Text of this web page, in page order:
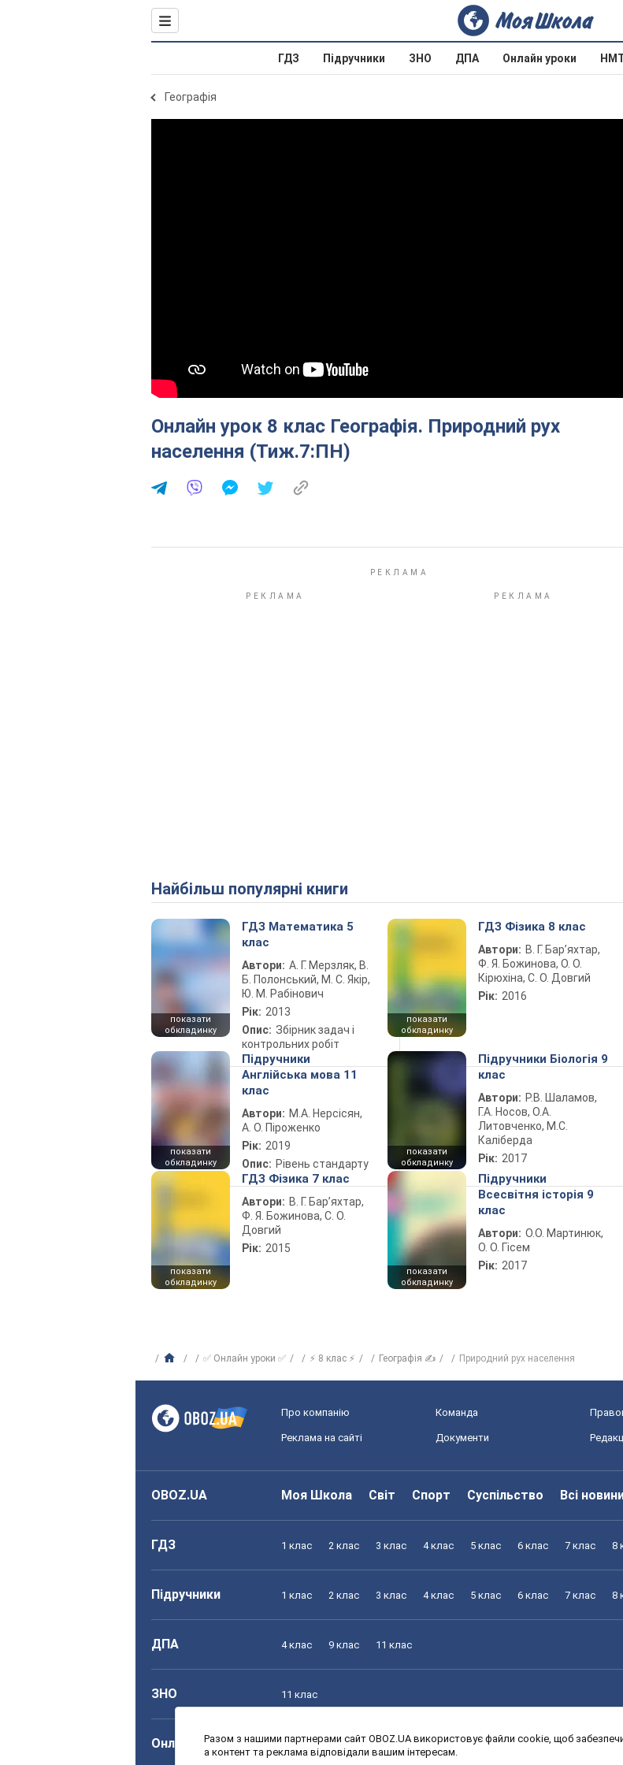
ГДЗ Підручники ЗНО ДПА Онлайн уроки
Географія
Онлайн урок 8 клас Географія. Природний рух
населення (Тиж.7:ПН)
Найбільш популярні книги
показати
обкладинку
ГДЗ Математика 5
клас
Автори: А. Г. Мерзляк, В.
Б. Полонський, М. С. Якір,
Ю. М. Рабінович
Рік: 2013
Опис: Збірник задач і
контрольних робіт
показати
обкладинку
ГДЗ Фізика 8 клас
Автори: В. Г. Бар’яхтар,
Ф. Я. Божинова, О. О.
Кірюхіна, С. О. Довгий
Рік: 2016
показати
обкладинку
Підручники
Англійська мова 11
клас
Автори: М.А. Нерсісян,
А. О. Піроженко
Рік: 2019
Опис: Рівень стандарту
показати
обкладинку
Підручники Біологія 9
клас
Автори: Р.В. Шаламов,
Г.А. Носов, О.А.
Литовченко, М.С.
Каліберда
Рік: 2017
показати
обкладинку
ГДЗ Фізика 7 клас
Автори: В. Г. Бар’яхтар,
Ф. Я. Божинова, С. О.
Довгий
Рік: 2015
показати
обкладинку
Підручники
Всесвітня історія 9
клас
Автори: О.О. Мартинюк,
О. О. Гісем
Рік: 2017
✅ Онлайн уроки ✅ ⚡ 8 клас ⚡ Географія ✍ Природний рух населення
Про компанію Команда
Реклама на сайті Документи
OBOZ.UA Моя Школа Світ Спорт Суспільство Всі
ГДЗ 1 клас 2 клас 3 клас 4 клас 5 клас 6 клас 7 клас 8
Підручники 1 клас 2 клас 3 клас 4 клас 5 клас 6 клас 7 клас 8
ДПА 4 клас 9 клас 11 клас
ЗНО 11 клас
Онлайн уроки 1 клас 2 клас 3 клас 4 клас 5 клас 6 клас 7 клас 8
Разом з нашими партнерами сайт OBOZ.UA використовує файли cookie, щоб
а контент та реклама відповідали вашим інтересам.